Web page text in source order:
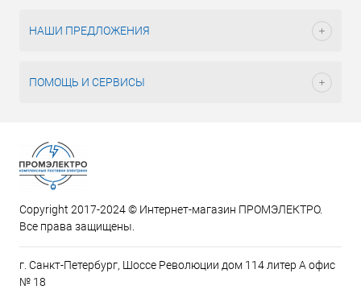
НАШИ ПРЕДЛОЖЕНИЯ
ПОМОЩЬ И СЕРВИСЫ
Copyright 2017-2024 © Интернет-магазин ПРОМЭЛЕКТРО.
Все права защищены.
г. Санкт-Петербург, Шоссе Революции дом 114 литер А офис
№ 18